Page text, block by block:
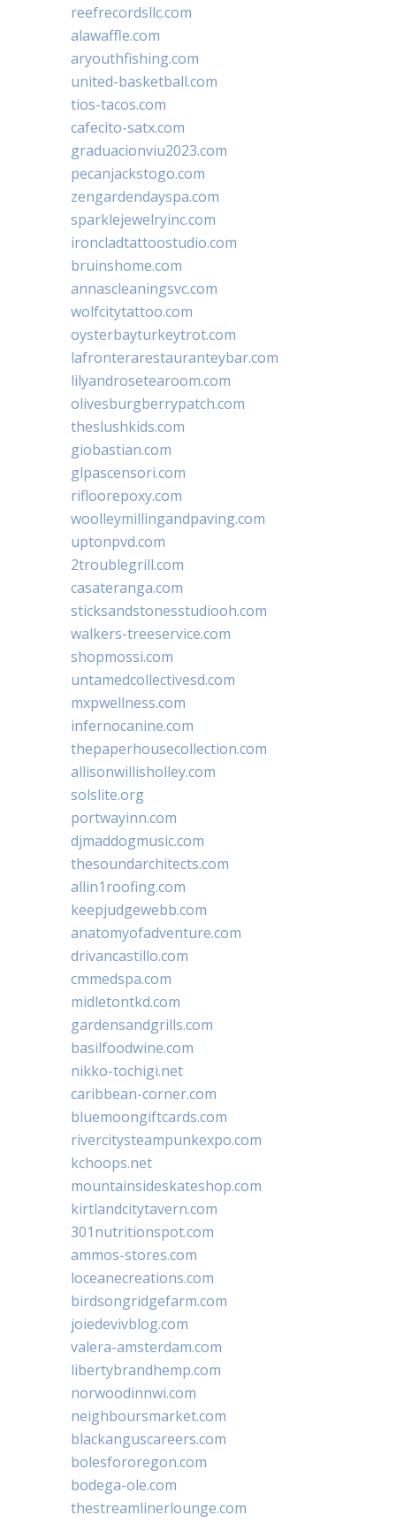
reefrecordsllc.com
alawaffle.com
aryouthfishing.com
united-basketball.com
tios-tacos.com
cafecito-satx.com
graduacionviu2023.com
pecanjackstogo.com
zengardendayspa.com
sparklejewelryinc.com
ironcladtattoostudio.com
bruinshome.com
annascleaningsvc.com
wolfcitytattoo.com
oysterbayturkeytrot.com
lafronterarestauranteybar.com
lilyandrosetearoom.com
olivesburgberrypatch.com
theslushkids.com
giobastian.com
glpascensori.com
rifloorepoxy.com
woolleymillingandpaving.com
uptonpvd.com
2troublegrill.com
casateranga.com
sticksandstonesstudiooh.com
walkers-treeservice.com
shopmossi.com
untamedcollectivesd.com
mxpwellness.com
infernocanine.com
thepaperhousecollection.com
allisonwillisholley.com
solslite.org
portwayinn.com
djmaddogmusic.com
thesoundarchitects.com
allin1roofing.com
keepjudgewebb.com
anatomyofadventure.com
drivancastillo.com
cmmedspa.com
midletontkd.com
gardensandgrills.com
basilfoodwine.com
nikko-tochigi.net
caribbean-corner.com
bluemoongiftcards.com
rivercitysteampunkexpo.com
kchoops.net
mountainsideskateshop.com
kirtlandcitytavern.com
301nutritionspot.com
ammos-stores.com
loceanecreations.com
birdsongridgefarm.com
joiedevivblog.com
valera-amsterdam.com
libertybrandhemp.com
norwoodinnwi.com
neighboursmarket.com
blackanguscareers.com
bolesfororegon.com
bodega-ole.com
thestreamlinerlounge.com